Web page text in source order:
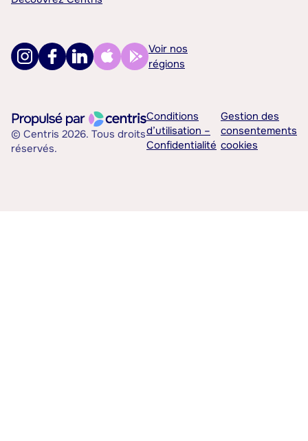
Voir nos
régions
© Centris 2026. Tous droits
réservés.
Conditions
d’utilisation –
Confidentialité
Gestion des
consentements
cookies